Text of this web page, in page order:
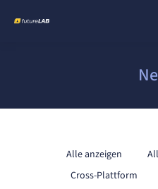
Alle anzeigen
Cross-Plattform